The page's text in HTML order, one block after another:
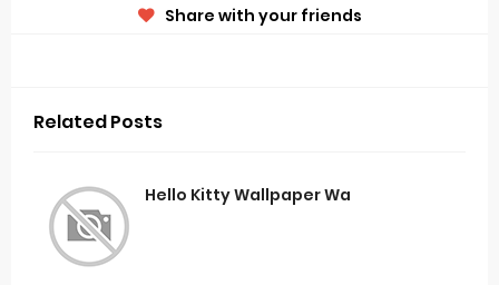
Share with your friends
Related Posts
Hello Kitty Wallpaper Wa